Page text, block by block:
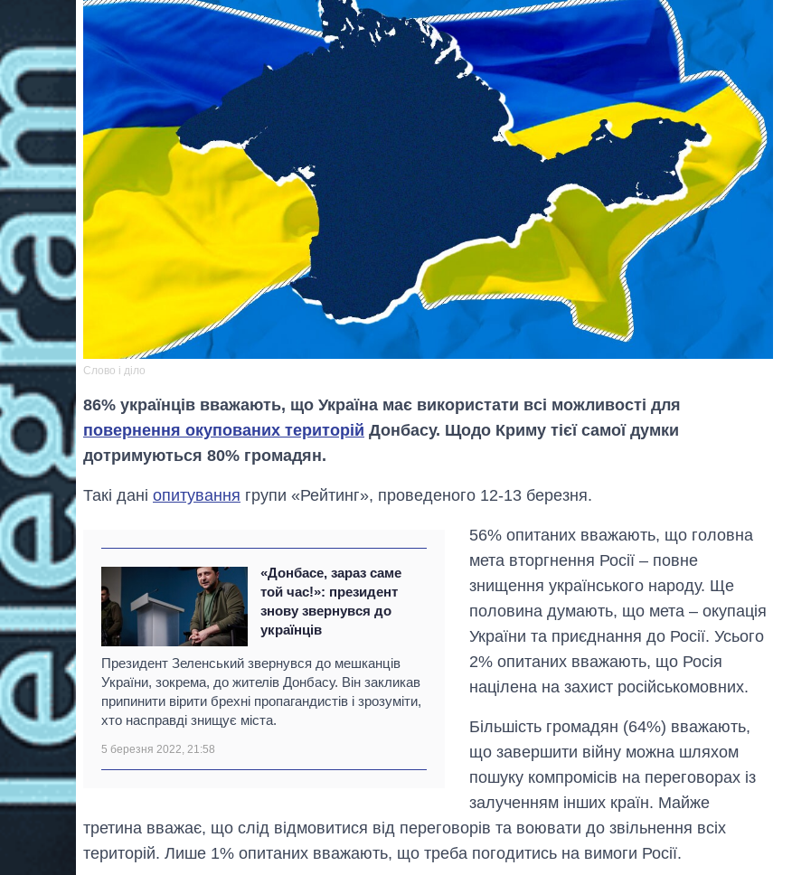
Слово і діло
86% українців вважають, що Україна має використати всі можливості для
повернення окупованих територій Донбасу. Щодо Криму тієї самої думки
дотримуються 80% громадян.
Такі дані опитування групи «Рейтинг», проведеного 12-13 березня.
«Донбасе, зараз саме
той час!»: президент
знову звернувся до
українців
Президент Зеленський звернувся до мешканців
України, зокрема, до жителів Донбасу. Він закликав
припинити вірити брехні пропагандистів і зрозуміти,
хто насправді знищує міста.
5 березня 2022, 21:58
56% опитаних вважають, що головна
мета вторгнення Росії – повне
знищення українського народу. Ще
половина думають, що мета – окупація
України та приєднання до Росії. Усього
2% опитаних вважають, що Росія
націлена на захист російськомовних.
Більшість громадян (64%) вважають,
що завершити війну можна шляхом
пошуку компромісів на переговорах із
залученням інших країн. Майже
третина вважає, що слід відмовитися від переговорів та воювати до звільнення всіх
територій. Лише 1% опитаних вважають, що треба погодитись на вимоги Росії.
змінилася кількість
вступників на
магістратуру та
аспірантуру